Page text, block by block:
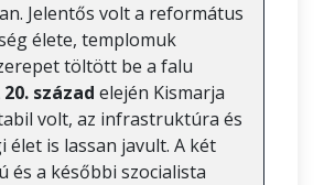
Jelentős volt a református
élete, templomuk
töltött be a falu
20. század elején Kismarja
volt, az infrastruktúra és
élet is lassan javult. A két
és a későbbi szocialista